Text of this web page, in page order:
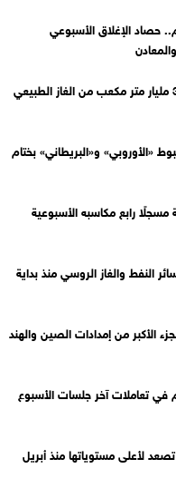
حصاد الإغلاق الأسبوعي
هولندا تعتزم استيراد 30 مليار متر مكعب من الغاز الطبيعي
«الأوروبي» و«البريطاني» بختام
مسجلًا رابع مكاسبه الأسبوعية
خسائر النفط والغاز الروسي منذ بداية
الأكبر من إمدادات الصين والهند
في تعاملات آخر جلسات الأسبوع
لأعلى مستوياتها منذ أبريل